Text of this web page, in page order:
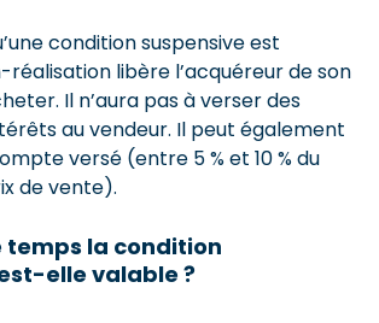
condition suspensive est
réalisation libère l’acquéreur de son
Il n’aura pas à verser des
au vendeur. Il peut également
versé (entre 5 % et 10 % du
de vente).
temps la condition
elle valable ?